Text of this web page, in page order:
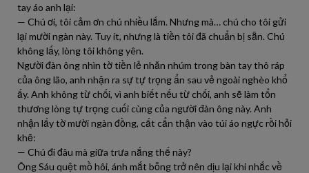
tay áo anh lại:
— Chú ơi, tôi cảm ơn chú nhiều lắm. Nhưng mà… chú cho tôi gửi
lại mười ngàn này. Tuy ít, nhưng là tiền tôi đã chuẩn bị sẵn. Chú
không lấy, lòng tôi không yên.
Người đàn ông nhìn tờ tiền lẻ nhăn nhúm trong bàn tay thô ráp
của ông lão, anh nhận ra sự tự trọng ẩn sau vẻ ngoài nghèo khổ
ấy. Anh không từ chối, vì anh biết nếu từ chối, anh sẽ làm tổn
thương lòng tự trọng cuối cùng của người đàn ông này. Anh
nhận lấy tờ mười ngàn đồng, cất cẩn thận vào túi áo ngực rồi hỏi
khẽ:
— Chú đi đâu mà giữa trưa nắng thế này?
Ông Sáu quệt mồ hôi, ánh mắt bỗng trở nên dịu lại khi nhắc về